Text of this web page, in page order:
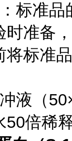
标准品
时准备
将标准
液（
倍稀释